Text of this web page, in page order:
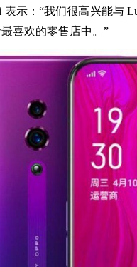
示：“我们很高兴能与
喜欢的零售店中。”